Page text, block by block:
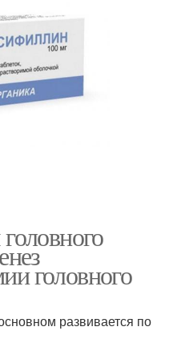
головного
развивается по